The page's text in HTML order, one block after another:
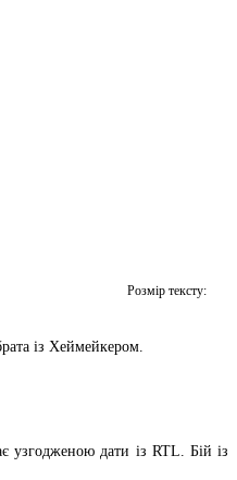
Розмір тексту:
із Хеймейкером.
узгодженою дати із RTL. Бій із